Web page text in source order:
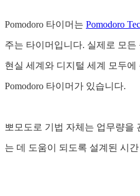
Pomodoro 타이머는 Pomodoro
주는 타이머입니다. 실제로 모
현실 세계와 디지털 세계 모두에
Pomodoro 타이머가 있습니다.
뽀모도로 기법 자체는 업무량을
는 데 도움이 되도록 설계된 시